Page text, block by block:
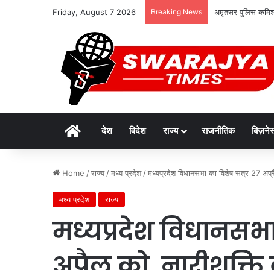
Friday, August 7 2026 Breaking News अमृतसर पुलिस
Homeदेश विदेश राज्य राजनीतिक
Home /राज्य /मध्य प्रदेश /मध्यप्रदेश विधानसभा का विशेष सत्र 27
मध्य प्रदेश राज्य
मध्यप्रदेश